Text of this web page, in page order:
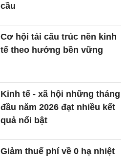
cầu
Cơ hội tái cấu trúc nền kinh
tế theo hướng bền vững
Kinh tế - xã hội những tháng
đầu năm 2026 đạt nhiều kết
quả nổi bật
Giảm thuế phí về 0 hạ nhiệt